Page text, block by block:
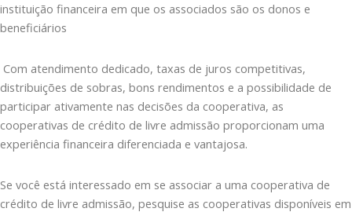
instituição financeira em que os associados são os donos e
beneficiários
Com atendimento dedicado, taxas de juros competitivas,
distribuições de sobras, bons rendimentos e a possibilidade de
participar ativamente nas decisões da cooperativa, as
cooperativas de crédito de livre admissão proporcionam uma
experiência financeira diferenciada e vantajosa.
Se você está interessado em se associar a uma cooperativa de
crédito de livre admissão, pesquise as cooperativas disponíveis em